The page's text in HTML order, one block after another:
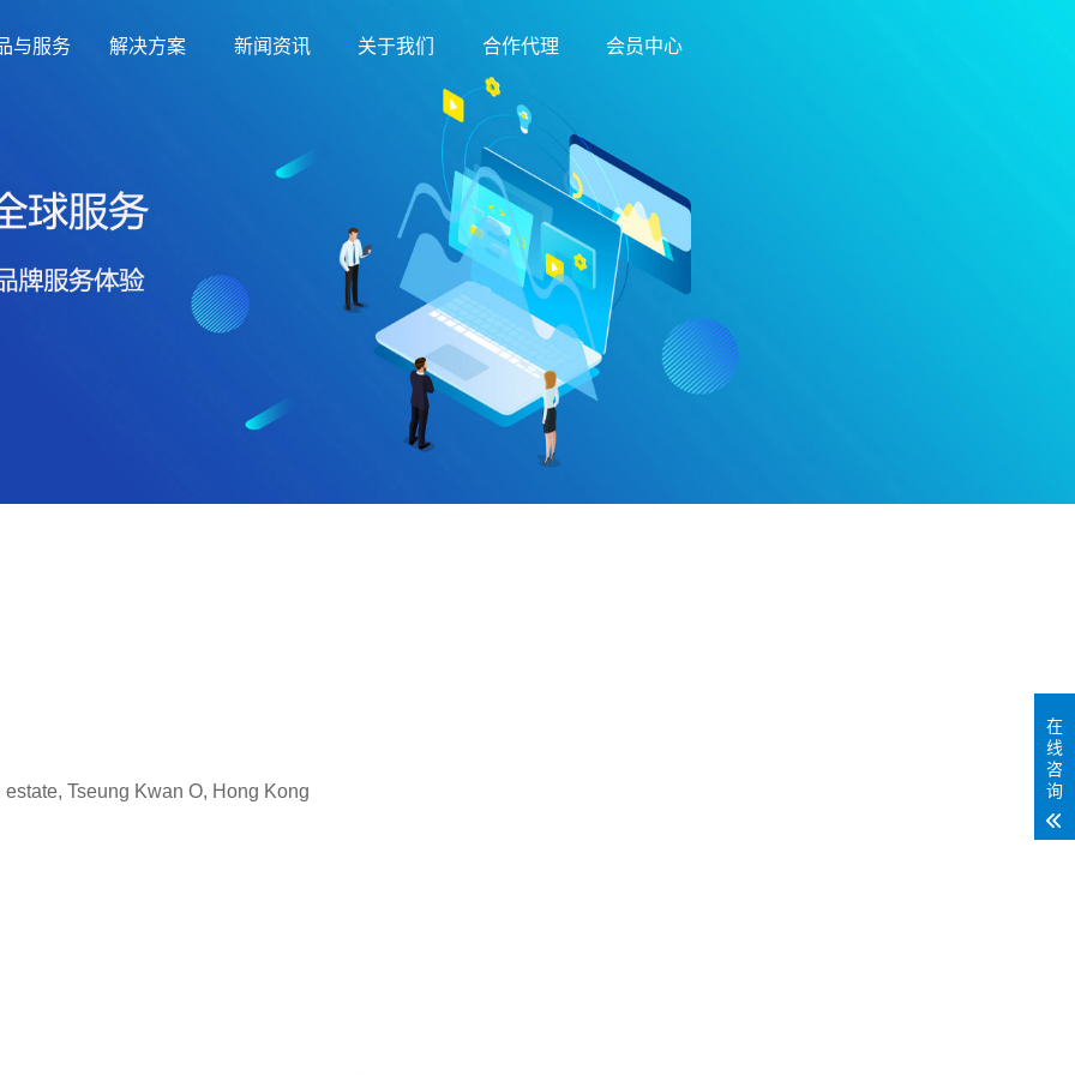
与服务 解决方案 新闻资讯 关于我们 合作代理 会员中心
Tseung Kwan O, Hong Kong
在
线
咨
询